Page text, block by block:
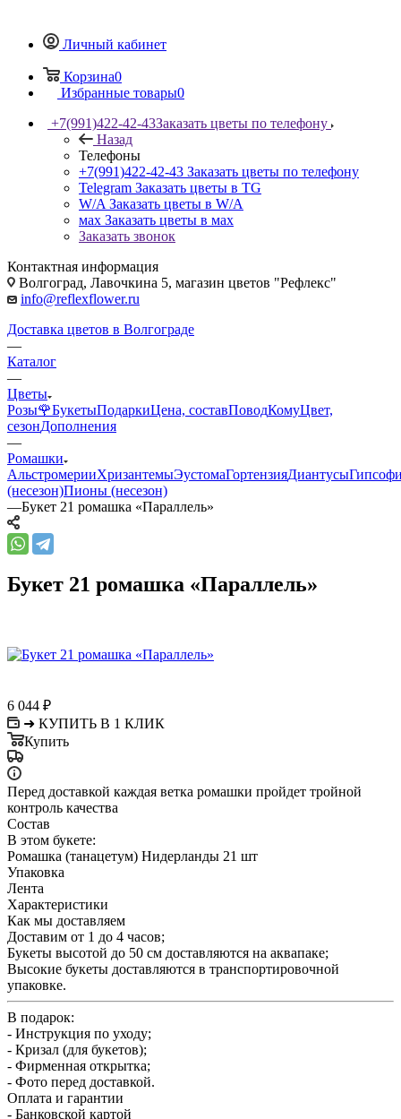
Личный кабинет
Корзина0
Избранные товары0
+7(991)422-42-43Заказать цветы по телефону
Назад
Телефоны
+7(991)422-42-43 Заказать цветы по телефону
Telegram Заказать цветы в TG
W/A Заказать цветы в W/A
мах Заказать цветы в мах
Заказать звонок
Контактная информация
Волгоград, Лавочкина 5, магазин цветов "Рефлекс"
info@reflexflower.ru
Доставка цветов в Волгограде
—
Каталог
—
Цветы
Розы🌹БукетыПодаркиЦена, составПоводКомуЦвет,
сезонДополнения
—
Ромашки
АльстромерииХризантемыЭустомаГортензияДиантусы
(несезон)Пионы (несезон)
—Букет 21 ромашка «Параллель»
Букет 21 ромашка «Параллель»
6 044 ₽
➜ КУПИТЬ В 1 КЛИК
Купить
Перед доставкой каждая ветка ромашки пройдет тройной
контроль качества
Состав
В этом букете:
Ромашка (танацетум) Нидерланды 21 шт
Упаковка
Лента
Характеристики
Как мы доставляем
Доставим от 1 до 4 часов;
Букеты высотой до 50 см доставляются на аквапаке;
Высокие букеты доставляются в транспортировочной
упаковке.
В подарок:
- Инструкция по уходу;
- Кризал (для букетов);
- Фирменная открытка;
- Фото перед доставкой.
Оплата и гарантии
- Банковской картой